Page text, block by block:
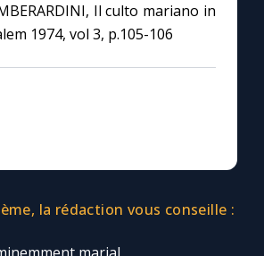
Il culto mariano in
1974, vol 3, p.105-106
la rédaction vous conseille :